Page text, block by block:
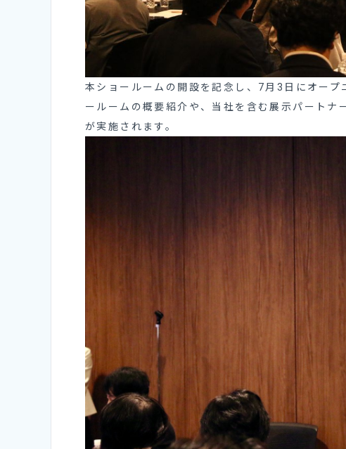
本ショールームの開設を記念し、7月3日にオー
ールームの概要紹介や、当社を含む展示パート
が実施されます。